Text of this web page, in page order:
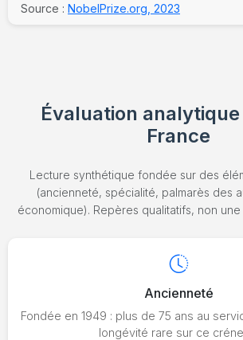
Source : NobelPrize.org, 2023
Évaluation
France
Lecture synthétique fondée sur des
(ancienneté, spécialité, palmarès des
économique). Repères qualitatifs, non
Ancienneté
Fondée en 1949 : plus de 75 ans au
longévité rare sur ce